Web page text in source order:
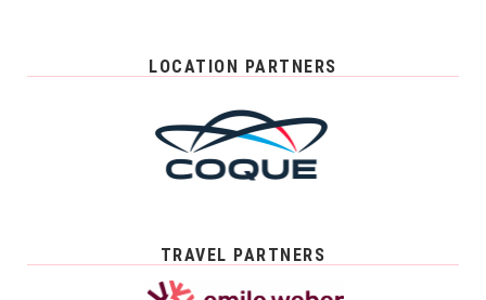
LOCATION PARTNERS
TRAVEL PARTNERS